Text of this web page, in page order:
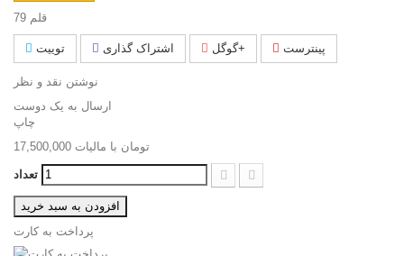
79 قلم
توییت اشتراک گذاری گوگل+ پینترست
نوشتن نقد و نظر
ارسال به یک دوست
چاپ
17,500,000 تومان با ماليات
تعداد
افزودن به سبد خرید
پرداخت به کارت